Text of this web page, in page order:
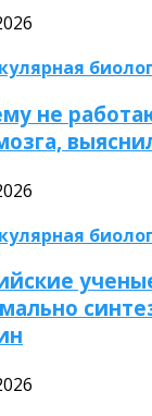
не